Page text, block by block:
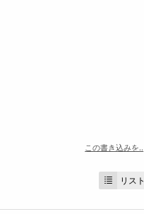
この書き込みを..
リスト